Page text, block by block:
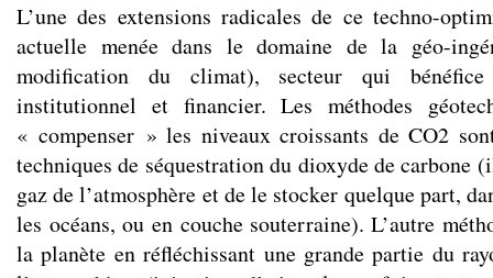
L’une des extensions radicales de ce techno-
actuelle menée dans le domaine de la géo-
modification du climat), secteur qui
institutionnel et financier. Les méthodes
« compenser » les niveaux croissants de CO2
techniques de séquestration du dioxyde de carbone
gaz de l’atmosphère et de le stocker quelque part,
les océans, ou en couche souterraine). L’autre
la planète en réfléchissant une grande partie du